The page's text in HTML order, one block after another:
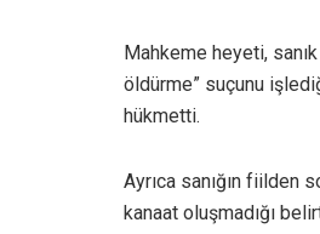
Mahkeme heyeti, sanık
öldürme” suçunu
hükmetti.
Ayrıca sanığın fiilden
kanaat oluşmadığı